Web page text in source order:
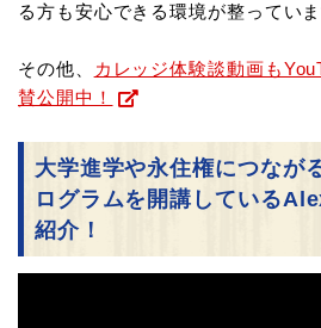
る方も安心できる環境が整っていま
その他、
カレッジ体験談動画も
賛公開中！
大学進学や永住権につなが
ログラムを開講している
紹介！